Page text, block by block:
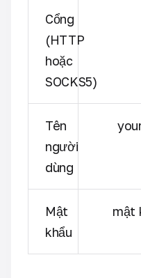
Cổng
(HTTP
hoặc
SOCKS5)
Tên
người
dùng
Mật
khẩu
mật